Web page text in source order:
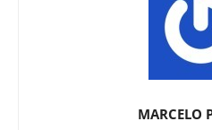
MARCELO